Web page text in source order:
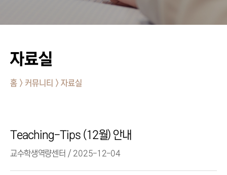
자료실
홈 > 커뮤니티 > 자료실
Teaching-Tips (12월) 안내
교수학생역량센터 / 2025-12-04